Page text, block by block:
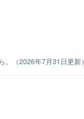
（2026年7月31日更新）